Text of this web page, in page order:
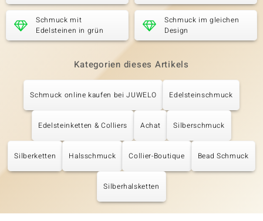
Schmuck mit
Edelsteinen in grün
Schmuck im gleichen
Design
Kategorien dieses Artikels
Schmuck online kaufen bei JUWELO Edelsteinschmuck
Edelsteinketten & Colliers Achat Silberschmuck
Silberketten Halsschmuck Collier-Boutique Bead Schmuck
Silberhalsketten